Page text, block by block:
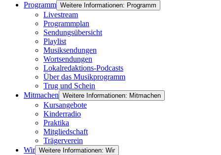
Programm Weitere Informationen: Programm
Livestream
Programmplan
Sendungsübersicht
Playlist
Musiksendungen
Wortsendungen
Lokalredaktions-Podcasts
Über das Musikprogramm
Trug und Schein
Mitmachen Weitere Informationen: Mitmachen
Kursangebote
Kinderradio
Praktika
Mitgliedschaft
Trägerverein
Wir Weitere Informationen: Wir